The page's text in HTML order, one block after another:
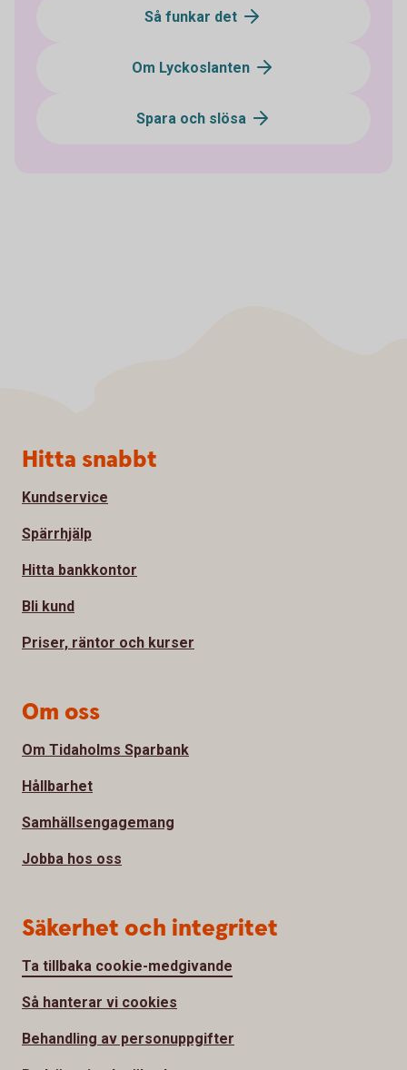
Så funkar det
Om Lyckoslanten
Spara och slösa
Sidfot
Hitta snabbt
Kundservice
Spärrhjälp
Hitta bankkontor
Bli kund
Priser, räntor och kurser
Om oss
Om Tidaholms Sparbank
Hållbarhet
Samhällsengagemang
Jobba hos oss
Säkerhet och integritet
Ta tillbaka cookie-medgivande
Så hanterar vi cookies
Behandling av personuppgifter